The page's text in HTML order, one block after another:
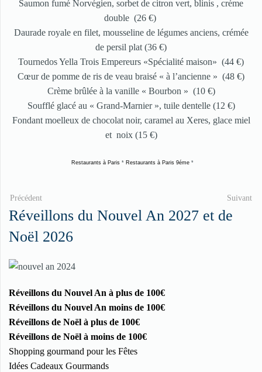
Saumon fumé Norvégien, sorbet de citron vert, blinis , crème
double (26 €)
Daurade royale en filet, mousseline de légumes anciens, crémée
de persil plat (36 €)
Tournedos Yella Trois Empereurs «Spécialité maison» (44 €)
Cœur de pomme de ris de veau braisé « à l’ancienne » (48 €)
Crème brûlée à la vanille « Bourbon » (10 €)
Soufflé glacé au « Grand-Marnier », tuile dentelle (12 €)
Fondant moelleux de chocolat noir, caramel au Xeres, glace miel
et noix (15 €)
Restaurants à Paris* Restaurants à Paris 9éme*
Précédent Suivant
Réveillons du Nouvel An 2027 et de
Noël 2026
Réveillons du Nouvel An à plus de 100€
Réveillons du Nouvel An moins de 100€
Réveillons de Noël à plus de 100€
Réveillons de Noël à moins de 100€
Shopping gourmand pour les Fêtes
Idées Cadeaux Gourmands